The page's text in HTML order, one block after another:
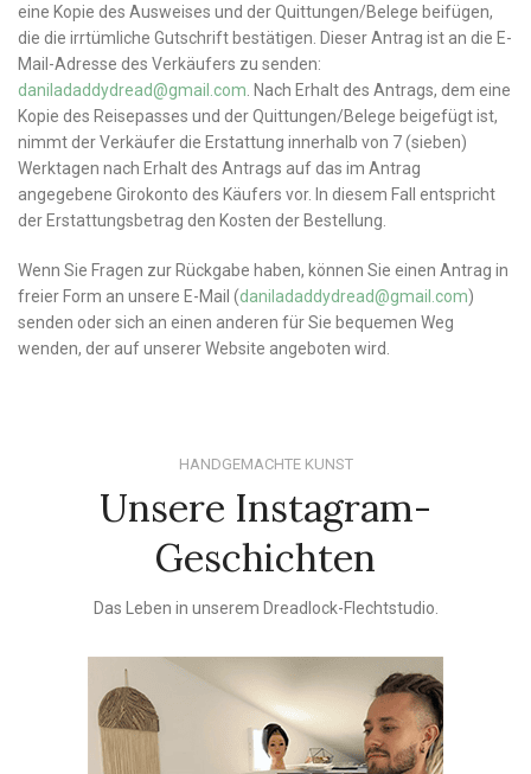
eine Kopie des Ausweises und der Quittungen/Belege beifügen,
die die irrtümliche Gutschrift bestätigen. Dieser Antrag ist an die E-
Mail-Adresse des Verkäufers zu senden:
daniladaddydread@gmail.com . Nach Erhalt des Antrags, dem eine
Kopie des Reisepasses und der Quittungen/Belege beigefügt ist,
nimmt der Verkäufer die Erstattung innerhalb von 7 (sieben)
Werktagen nach Erhalt des Antrags auf das im Antrag
angegebene Girokonto des Käufers vor. In diesem Fall entspricht
der Erstattungsbetrag den Kosten der Bestellung.
Wenn Sie Fragen zur Rückgabe haben, können Sie einen Antrag in
freier Form an unsere E-Mail (daniladaddydread@gmail.com)
senden oder sich an einen anderen für Sie bequemen Weg
wenden, der auf unserer Website angeboten wird.
HANDGEMACHTE KUNST
Unsere Instagram-
Geschichten
Das Leben in unserem Dreadlock-Flechtstudio.